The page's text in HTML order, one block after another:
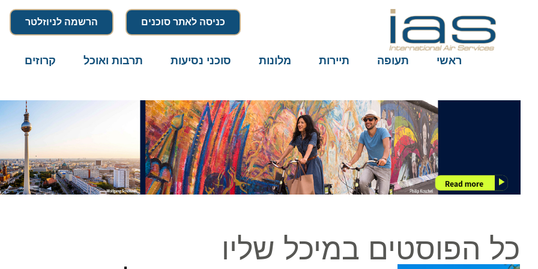
כניסה לאתר סוכנים הרשמה לניוזלטר
ראשי תעופה תיירות מלונות סוכני נסיעות תרבות ואוכל קרוזים
כל הפוסטים במיכל שליו